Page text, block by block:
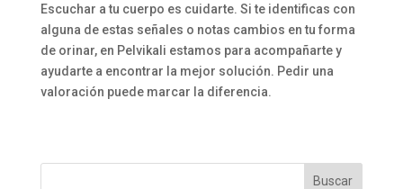
Escuchar a tu cuerpo es cuidarte. Si te identificas con
alguna de estas señales o notas cambios en tu forma
de orinar, en Pelvikali estamos para acompañarte y
ayudarte a encontrar la mejor solución. Pedir una
valoración puede marcar la diferencia.
Buscar